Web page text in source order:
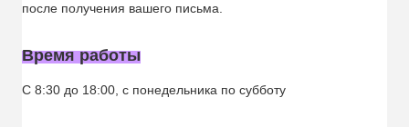
после получения вашего письма.
Время работы
С 8:30 до 18:00, с понедельника по субботу